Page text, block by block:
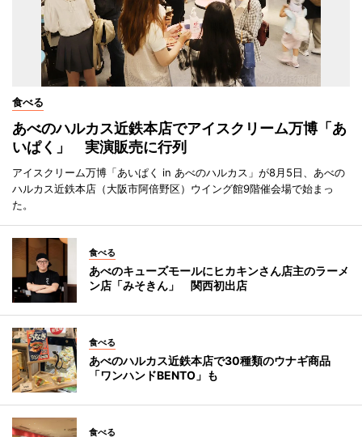
食べる
あべのハルカス近鉄本店でアイスクリーム万博「あ
いぱく」 実演販売に行列
アイスクリーム万博「あいぱく in あべのハルカス」が8月5日、あべの
ハルカス近鉄本店（大阪市阿倍野区）ウイング館9階催会場で始まっ
た。
食べる
あべのキューズモールにヒカキンさん店主のラーメ
ン店「みそきん」 関西初出店
食べる
あべのハルカス近鉄本店で30種類のウナギ商品
「ワンハンドBENTO」も
食べる